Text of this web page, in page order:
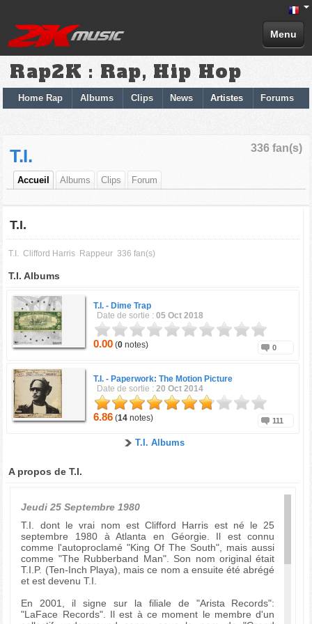
Menu
Rap2K : Rap, Hip Hop
Home Rap Albums Clips News Artistes Forums
336 fan(s)
T.I.
Accueil Albums Clips Forum
T.I.
T.I. Clifford Harris Rappeur 336 fan(s)
T.I. Albums
T.I. - Dime Trap
Date de sortie :05 Oct 2018
0.00 (0 notes) 0
T.I. - Paperwork: The Motion Picture
Date de sortie :20 Oct 2014
6.86 (14 notes) 111
T.I. Albums
A propos de T.I.
Jeudi 25 Septembre 1980
T.I. dont le vrai nom est Clifford Harris est né le 25
septembre 1980 à Atlanta en Géorgie. Il est connu
comme l'autoproclamé "King Of The South", mais aussi
comme "The Rubberband Man". Son nom original était
T.I.P. (Ten-Inch Playa), mais ce nom a ensuite été abrégé
et est devenu T.I.
En 2001, il signe sur la filiale de "Arista Records":
"LaFace Records". Il est à ce moment le membre d'un